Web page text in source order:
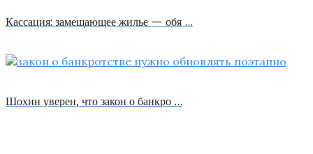
Кассация: замещающее жилье — обя …
Шохин уверен, что закон о банкро …